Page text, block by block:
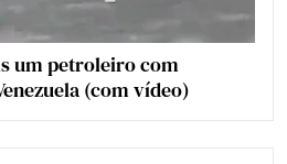
um petroleiro com
(com vídeo)